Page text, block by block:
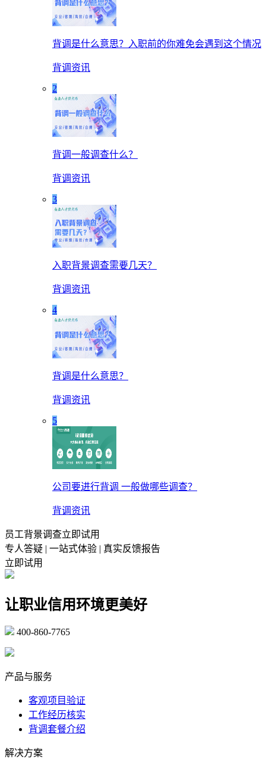
背调是什么意思？入职前的你难免会遇到这个情况
背调资讯
2
背调一般调查什么？
背调资讯
3
入职背景调查需要几天？
背调资讯
4
背调是什么意思？
背调资讯
5
公司要进行背调 一般做哪些调查？
背调资讯
员工背景调查立即试用
专人答疑 | 一站式体验 | 真实反馈报告
立即试用
让职业信用环境更美好
400-860-7765
产品与服务
客观项目验证
工作经历核实
背调套餐介绍
解决方案